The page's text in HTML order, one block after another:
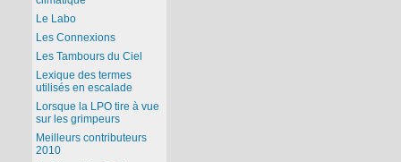
Le Labo
Les Connexions
Les Tambours du Ciel
Lexique des termes
utilisés en escalade
Lorsque la LPO tire à vue
sur les grimpeurs
Meilleurs contributeurs
2010